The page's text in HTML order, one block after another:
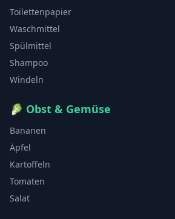
Toilettenpapier
Waschmittel
Spülmittel
Shampoo
Windeln
🥬 Obst & Gemüse
Bananen
Äpfel
Kartoffeln
Tomaten
Salat